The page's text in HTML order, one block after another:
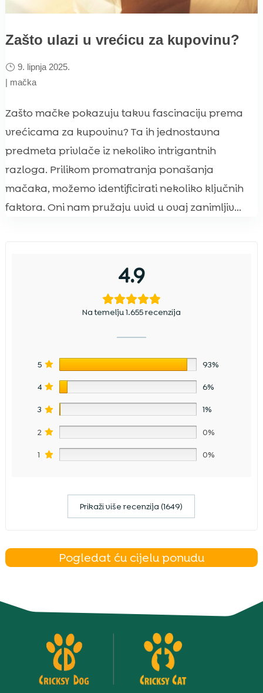
Zašto ulazi u vrećicu za kupovinu?
9. lipnja 2025.
| mačka
Zašto mačke pokazuju takvu fascinaciju prema
vrećicama za kupovinu? Ta ih jednostavna
predmeta privlače iz nekoliko intrigantnih
razloga. Prilikom promatranja ponašanja
mačaka, možemo identificirati nekoliko ključnih
faktora. Oni nam pružaju uvid u ovaj zanimljiv...
4.9
Na temelju 1.655 recenzija
5 93%
4 6%
3 1%
2 0%
1 0%
Prikaži više recenzija (1649)
Pogledat ću cijelu ponudu